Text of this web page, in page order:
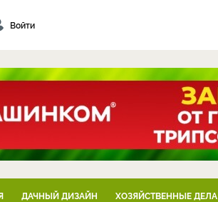
Войти
ДАЧНЫЙ ДИЗАЙН ХОЗЯЙСТВЕННЫЕ ДЕЛА